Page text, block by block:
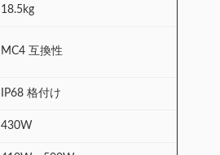
18.5kg
MC4 互換性
IP68 格付け
430W